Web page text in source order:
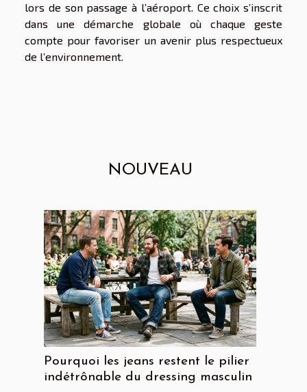
lors de son passage à l’aéroport. Ce choix s’inscrit
dans une démarche globale où chaque geste
compte pour favoriser un avenir plus respectueux
de l’environnement.
NOUVEAU
Pourquoi les jeans restent le pilier
indétrônable du dressing masculin